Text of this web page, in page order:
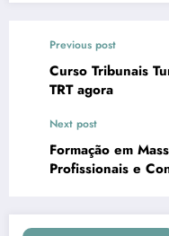
Previous post
Curso Tribunais
TRT agora
Next post
Formação em
Profissionais e